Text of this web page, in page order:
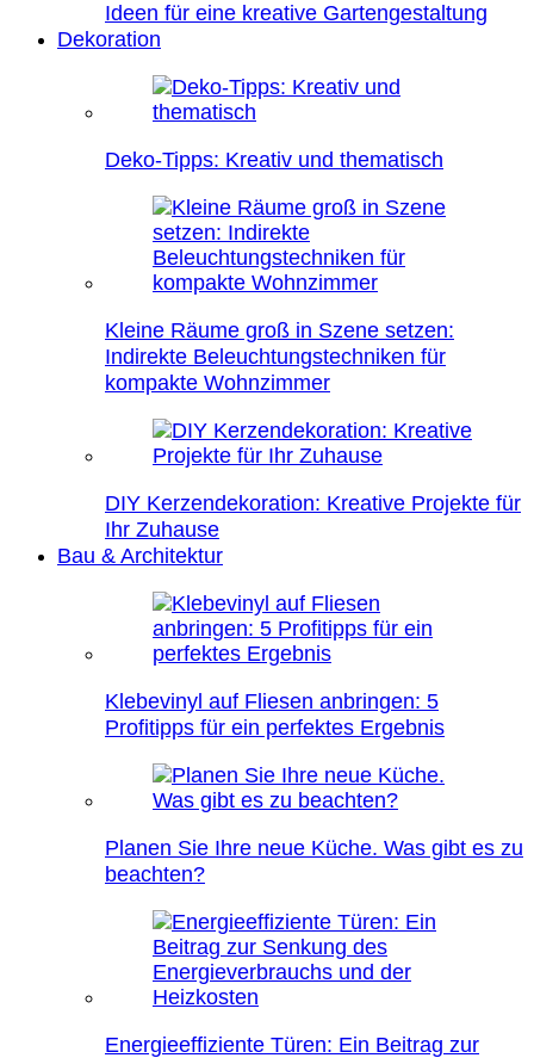
Ideen für eine kreative Gartengestaltung
Dekoration
Deko-Tipps: Kreativ und thematisch
Kleine Räume groß in Szene setzen:
Indirekte Beleuchtungstechniken für
kompakte Wohnzimmer
DIY Kerzendekoration: Kreative Projekte für
Ihr Zuhause
Bau & Architektur
Klebevinyl auf Fliesen anbringen: 5
Profitipps für ein perfektes Ergebnis
Planen Sie Ihre neue Küche. Was gibt es zu
beachten?
Energieeffiziente Türen: Ein Beitrag zur